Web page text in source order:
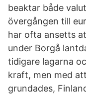
beaktar både
övergången till
har ofta ansetts
under Borgå
tidigare lagarna
kraft, men med
grundades,